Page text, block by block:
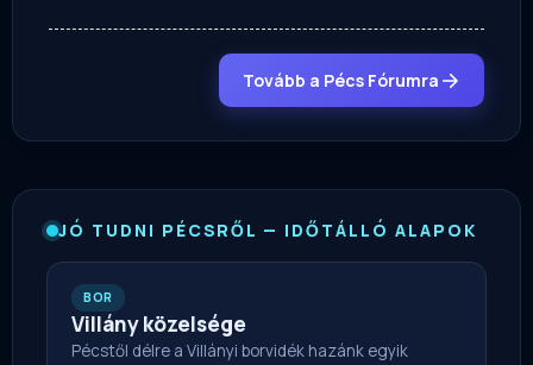
Tovább a Pécs Fórumra
JÓ TUDNI PÉCSRŐL — IDŐTÁLLÓ ALAPOK
BOR
Villány közelsége
Pécstől délre a Villányi borvidék hazánk egyik